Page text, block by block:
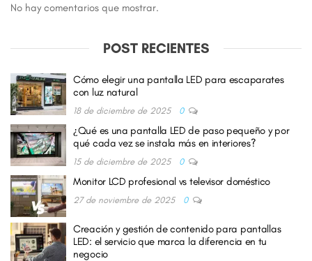
No hay comentarios que mostrar.
POST RECIENTES
Cómo elegir una pantalla LED para escaparates
con luz natural
18 de diciembre de 2025 0
¿Qué es una pantalla LED de paso pequeño y por
qué cada vez se instala más en interiores?
15 de diciembre de 2025 0
Monitor LCD profesional vs televisor doméstico
27 de noviembre de 2025 0
Creación y gestión de contenido para pantallas
LED: el servicio que marca la diferencia en tu
negocio